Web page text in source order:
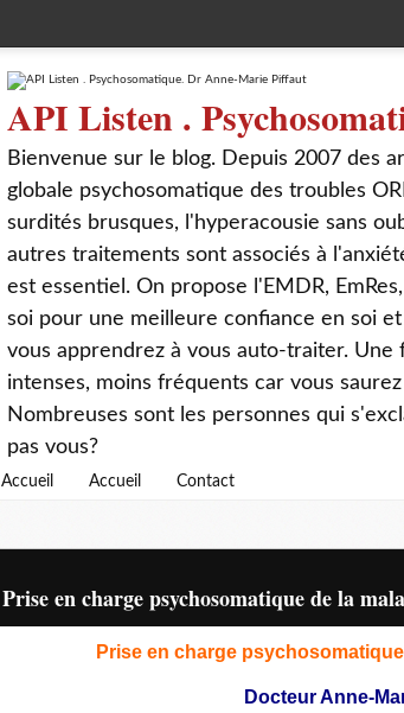
API Listen .
Bienvenue sur le blog. Depuis 2007 des
globale psychosomatique des troubles
surdités brusques, l'hyperacousie sans
autres traitements sont associés à
est essentiel. On propose l'EMDR,
soi pour une meilleure confiance en soi
vous apprendrez à vous auto-traiter. Une
intenses, moins fréquents car vous
Nombreuses sont les personnes qui
pas vous?
Accueil Accueil Contact
Prise en charge psychosomatique de la
Prise en charge
Docteur Anne-